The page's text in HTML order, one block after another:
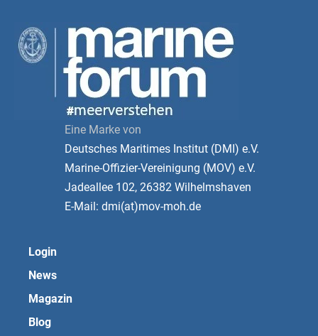
Eine Marke von
Deutsches Maritimes Institut (DMI) e.V.
Marine-Offizier-Vereinigung (MOV) e.V.
Jadeallee 102, 26382 Wilhelmshaven
E-Mail: dmi(at)mov-moh.de
Login
News
Magazin
Blog